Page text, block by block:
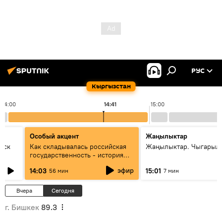
Кыргызстан
РУС
14:00 15:00
14:41
Особый акцент
Как складывалась российская
государственность - история
России и геополитика Евразии
глазами аналитиков
14:03 56 мин эфир
Жаңылыктар
Жаңылыктар.
15:01 7 мин
Вчера Сегодня
г. Бишкек 89.3